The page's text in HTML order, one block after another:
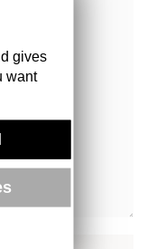
gives
want